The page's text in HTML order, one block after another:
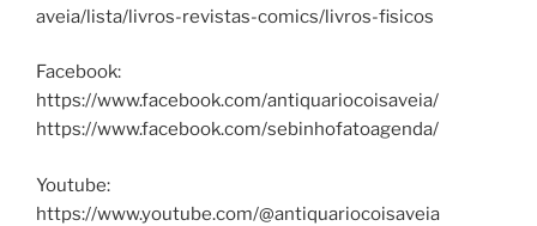
aveia/lista/livros-revistas-comics/livros-fisicos
Facebook:
https://www.facebook.com/antiquariocoisaveia/
https://www.facebook.com/sebinhofatoagenda/
Youtube:
https://www.youtube.com/@antiquariocoisaveia